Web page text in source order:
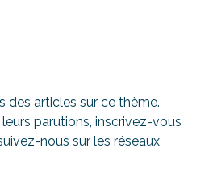
des articles sur ce thème.
parutions, inscrivez-vous
nous sur les réseaux